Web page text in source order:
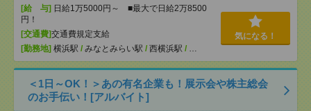
[給 与] 日給1万5000円～ ■最大で日給2万8500
円！
[交通費]交通費規定支給
[勤務地] 横浜駅 / みなとみらい駅 / 西横浜駅 / …
気になる！
＜1日～OK！＞あの有名企業も！展示会や株主総会
のお手伝い！[アルバイト]